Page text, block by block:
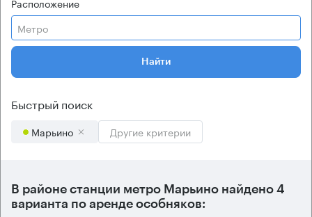
Метро
Найти
Быстрый поиск
Марьино Другие критерии
В районе станции метро Марьино найдено 4
варианта по аренде особняков: